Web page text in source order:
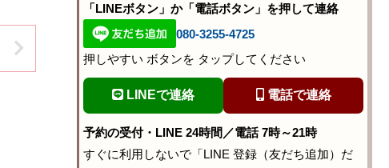
「LINEボタン」か「電話ボタン」を押して連絡
080-3255-4725
押しやすい ボタンを タップしてください
LINEで連絡 電話で連絡
予約の受付・LINE 24時間／電話 7時～21時
すぐに利用しないで「LINE 登録（友だち追加）だ